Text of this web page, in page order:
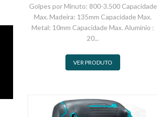
Golpes por Minuto: 800-3.500 Capacidade
Max. Madeira: 135mm Capacidade Max.
Metal: 10mm Capacidade Max. Alumínio :
20...
VER PRODUTO